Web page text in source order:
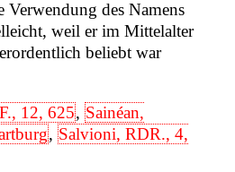
des Namens
weil er im Mittelalter
beliebt war
12, 625, Sainéan,
, Salvioni, RDR., 4,